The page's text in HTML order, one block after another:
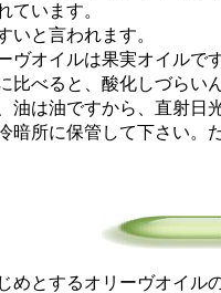
います。
言われます。
イルは果実オイルです
ると、酸化しづらい
油ですから、直射日光
に保管して下さい。だ
とするオリーヴオイル